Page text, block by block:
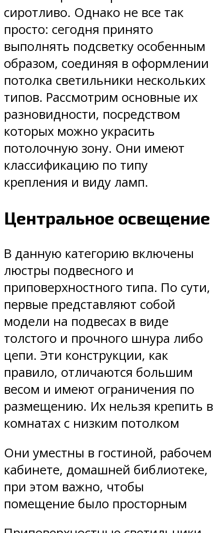
сиротливо. Однако не все так
просто: сегодня принято
выполнять подсветку особенным
образом, соединяя в оформлении
потолка светильники нескольких
типов. Рассмотрим основные их
разновидности, посредством
которых можно украсить
потолочную зону. Они имеют
классификацию по типу
крепления и виду ламп.
Центральное освещение
В данную категорию включены
люстры подвесного и
приповерхностного типа. По сути,
первые представляют собой
модели на подвесах в виде
толстого и прочного шнура либо
цепи. Эти конструкции, как
правило, отличаются большим
весом и имеют ограничения по
размещению. Их нельзя крепить в
комнатах с низким потолком
Они уместны в гостиной, рабочем
кабинете, домашней библиотеке,
при этом важно, чтобы
помещение было просторным